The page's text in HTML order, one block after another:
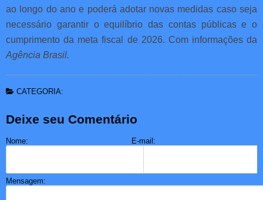
ao longo do ano e poderá adotar novas medidas caso seja
necessário garantir o equilíbrio das contas públicas e o
cumprimento da meta fiscal de 2026. Com informações da
Agência Brasil.
CATEGORIA:
Deixe seu Comentário
Nome: E-mail:
Mensagem: